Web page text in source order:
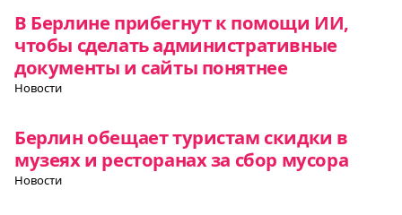
В Берлине прибегнут к помощи ИИ,
чтобы сделать административные
документы и сайты понятнее
Новости
Берлин обещает туристам скидки в
музеях и ресторанах за сбор мусора
Новости